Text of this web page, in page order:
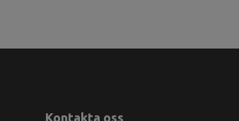
Kontakta oss